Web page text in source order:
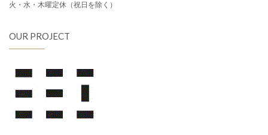
火・水・木曜定休（祝日を除く）
OUR PROJECT